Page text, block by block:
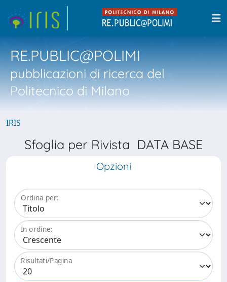
RE.PUBLIC@POLIMI
pubblicazioni di ricerca del
Politecnico di Milano
IRIS
Sfoglia per Rivista DATA BASE
Opzioni
Ordina per:
In ordine:
Risultati/Pagina